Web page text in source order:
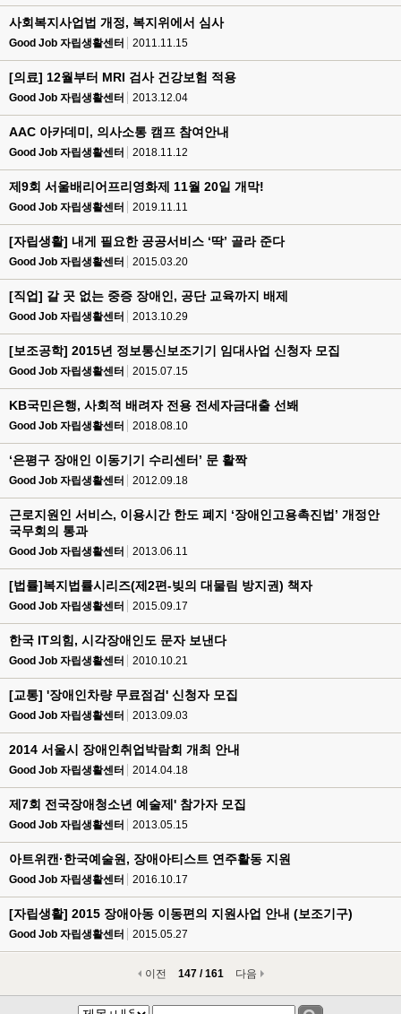
사회복지사업법 개정, 복지위에서 심사
Good Job 자립생활센터 2011.11.15
[의료] 12월부터 MRI 검사 건강보험 적용
Good Job 자립생활센터 2013.12.04
AAC 아카데미, 의사소통 캠프 참여안내
Good Job 자립생활센터 2018.11.12
제9회 서울배리어프리영화제 11월 20일 개막!
Good Job 자립생활센터 2019.11.11
[자립생활] 내게 필요한 공공서비스 ‘딱’ 골라 준다
Good Job 자립생활센터 2015.03.20
[직업] 갈 곳 없는 중증 장애인, 공단 교육까지 배제
Good Job 자립생활센터 2013.10.29
[보조공학] 2015년 정보통신보조기기 임대사업 신청자 모집
Good Job 자립생활센터 2015.07.15
KB국민은행, 사회적 배려자 전용 전세자금대출 선봬
Good Job 자립생활센터 2018.08.10
‘은평구 장애인 이동기기 수리센터’ 문 활짝
Good Job 자립생활센터 2012.09.18
근로지원인 서비스, 이용시간 한도 폐지 ‘장애인고용촉진법’ 개정안
국무회의 통과
Good Job 자립생활센터 2013.06.11
[법률]복지법률시리즈(제2편-빚의 대물림 방지권) 책자
Good Job 자립생활센터 2015.09.17
한국 IT의힘, 시각장애인도 문자 보낸다
Good Job 자립생활센터 2010.10.21
[교통] '장애인차량 무료점검' 신청자 모집
Good Job 자립생활센터 2013.09.03
2014 서울시 장애인취업박람회 개최 안내
Good Job 자립생활센터 2014.04.18
제7회 전국장애청소년 예술제' 참가자 모집
Good Job 자립생활센터 2013.05.15
아트위캔·한국예술원, 장애아티스트 연주활동 지원
Good Job 자립생활센터 2016.10.17
[자립생활] 2015 장애아동 이동편의 지원사업 안내 (보조기구)
Good Job 자립생활센터 2015.05.27
이전 147 / 161 다음